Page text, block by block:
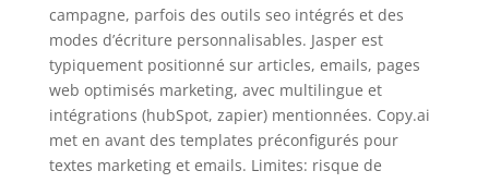
campagne, parfois des outils seo intégrés et des
modes d’écriture personnalisables. Jasper est
typiquement positionné sur articles, emails, pages
web optimisés marketing, avec multilingue et
intégrations (hubSpot, zapier) mentionnées. Copy.ai
met en avant des templates préconfigurés pour
textes marketing et emails. Limites: risque de